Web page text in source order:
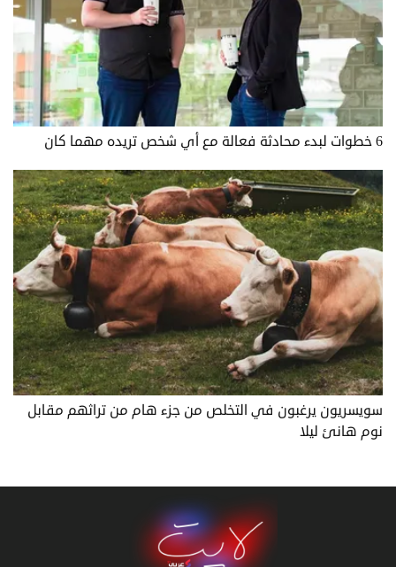
6 خطوات لبدء محادثة فعالة مع أي شخص تريده مهما كان
سويسريون يرغبون في التخلص من جزء هام من تراثهم مقابل
نوم هانئ ليلا